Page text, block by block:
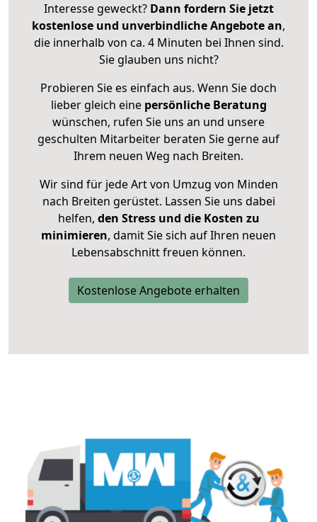
Interesse geweckt? Dann fordern Sie jetzt
kostenlose und unverbindliche Angebote an,
die innerhalb von ca. 4 Minuten bei Ihnen sind.
Sie glauben uns nicht?
Probieren Sie es einfach aus. Wenn Sie doch
lieber gleich eine persönliche Beratung
wünschen, rufen Sie uns an und unsere
geschulten Mitarbeiter beraten Sie gerne auf
Ihrem neuen Weg nach Breiten.
Wir sind für jede Art von Umzug von Minden
nach Breiten gerüstet. Lassen Sie uns dabei
helfen, den Stress und die Kosten zu
minimieren, damit Sie sich auf Ihren neuen
Lebensabschnitt freuen können.
Kostenlose Angebote erhalten